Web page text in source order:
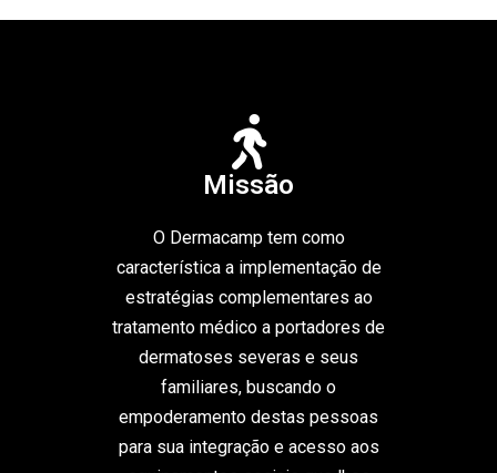
Missão
O Dermacamp tem como
característica a implementação de
estratégias complementares ao
tratamento médico a portadores de
dermatoses severas e seus
familiares, buscando o
empoderamento destas pessoas
para sua integração e acesso aos